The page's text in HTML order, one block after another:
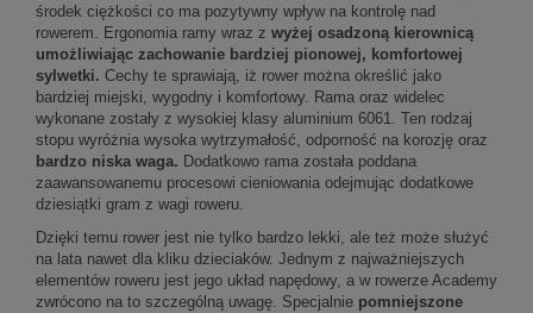
środek ciężkości co ma pozytywny wpływ na kontrolę nad
rowerem. Ergonomia ramy wraz z wyżej osadzoną kierownicą
umożliwiając zachowanie bardziej pionowej, komfortowej
sylwetki. Cechy te sprawiają, iż rower można określić jako
bardziej miejski, wygodny i komfortowy. Rama oraz widelec
wykonane zostały z wysokiej klasy aluminium 6061. Ten rodzaj
stopu wyróżnia wysoka wytrzymałość, odporność na korozję oraz
bardzo niska waga. Dodatkowo rama została poddana
zaawansowanemu procesowi cieniowania odejmując dodatkowe
dziesiątki gram z wagi roweru.
Dzięki temu rower jest nie tylko bardzo lekki, ale też może służyć
na lata nawet dla kliku dzieciaków. Jednym z najważniejszych
elementów roweru jest jego układ napędowy, a w rowerze Academy
zwrócono na to szczególną uwagę. Specjalnie pomniejszone